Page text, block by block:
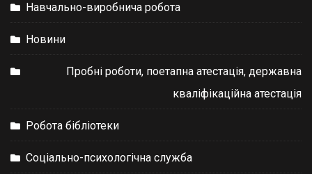
Навчально-виробнича робота
Новини
Пробні роботи, поетапна атестація, державна
кваліфікаційна атестація
Робота бібліотеки
Соціально-психологічна служба